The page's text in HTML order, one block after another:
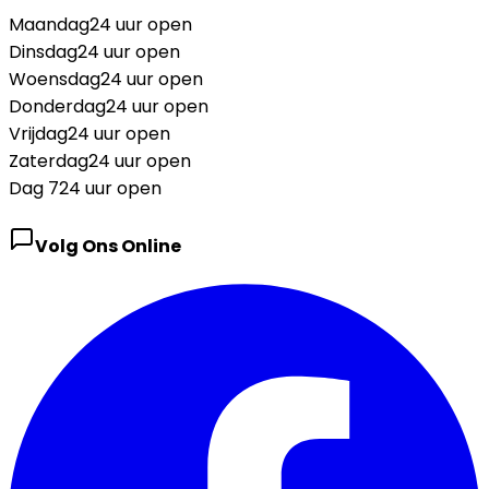
Maandag24 uur open
Dinsdag24 uur open
Woensdag24 uur open
Donderdag24 uur open
Vrijdag24 uur open
Zaterdag24 uur open
Dag 724 uur open
Volg Ons Online